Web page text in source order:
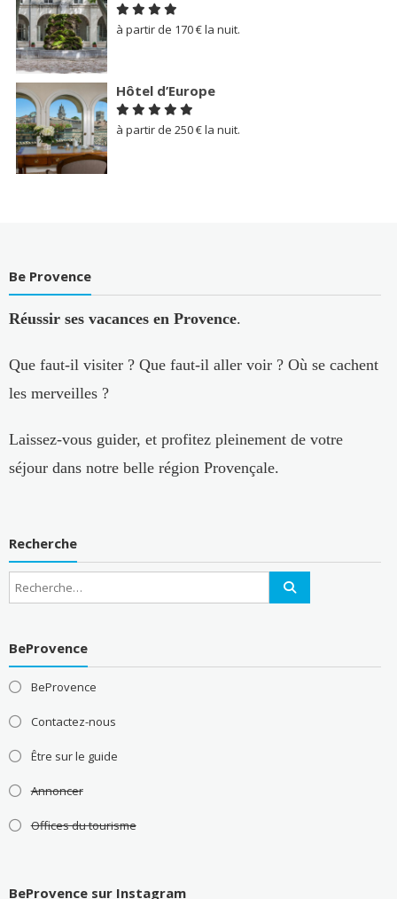
à partir de 170 € la nuit.
Hôtel d’Europe
à partir de 250 € la nuit.
Be Provence
Réussir ses vacances en Provence.
Que faut-il visiter ? Que faut-il aller voir ? Où se cachent
les merveilles ?
Laissez-vous guider, et profitez pleinement de votre
séjour dans notre belle région Provençale.
Recherche
BeProvence
BeProvence
Contactez-nous
Être sur le guide
Annoncer
Offices du tourisme
BeProvence sur Instagram